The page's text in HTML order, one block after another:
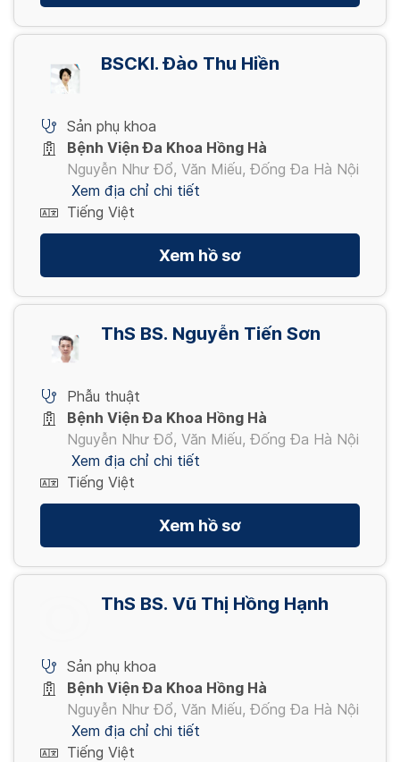
BSCKI. Đào Thu Hiền
Sản phụ khoa
Bệnh Viện Đa Khoa Hồng Hà
Nguyễn Như Đổ, Văn Miếu, Đống Đa Hà Nội
Xem địa chỉ chi tiết
Tiếng Việt
Xem hồ sơ
ThS BS. Nguyễn Tiến Sơn
Phẫu thuật
Bệnh Viện Đa Khoa Hồng Hà
Nguyễn Như Đổ, Văn Miếu, Đống Đa Hà Nội
Xem địa chỉ chi tiết
Tiếng Việt
Xem hồ sơ
ThS BS. Vũ Thị Hồng Hạnh
Sản phụ khoa
Bệnh Viện Đa Khoa Hồng Hà
Nguyễn Như Đổ, Văn Miếu, Đống Đa Hà Nội
Xem địa chỉ chi tiết
Tiếng Việt